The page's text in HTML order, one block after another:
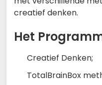
creatief denken.
Het
Creatief Denken;
TotalBrainBox